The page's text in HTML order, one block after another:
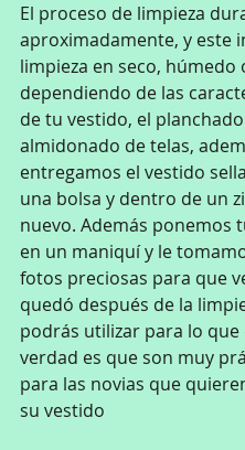
El proceso de limpieza
aproximadamente, y este
limpieza en seco, húmedo
dependiendo de las
de tu vestido, el
almidonado de telas,
entregamos el vestido
una bolsa y dentro de un
nuevo. Además ponemos
en un maniquí y le
fotos preciosas para que
quedó después de la
podrás utilizar para lo que
verdad es que son muy
para las novias que
su vestido